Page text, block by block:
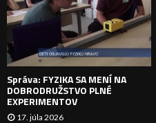
Správa: FYZIKA SA MENÍ NA
DOBRODRUŽSTVO PLNÉ
EXPERIMENTOV
17. júla 2026